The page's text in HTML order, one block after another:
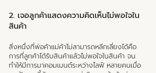
2. เจอลูกค้าแสดงความคิดเห็นไม่พอใจใน
สินค้า
สิ่งหนึ่งที่พ่อค้าแม่ค้าไม่สามารถหลีกเลี่ยงได้คือ
การที่ลูกค้าได้รับสินค้าแล้วไม่พอใจในสินค้า จน
ทำให้มีการมาคอมเมนต์ระหว่างไลฟ์ หลายคนเมื่อ